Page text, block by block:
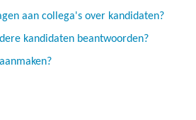
aan collega's over kandidaten?
kandidaten beantwoorden?